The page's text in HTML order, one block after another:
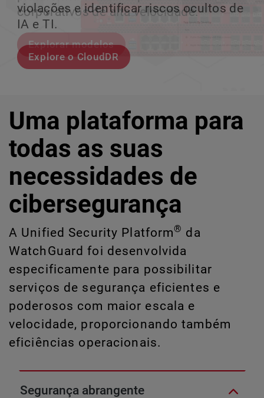
corporativos de alta velocidade.
Explorar modelos
violações e identificar riscos ocultos de
IA e TI.
Explore o CloudDR
perder o ritmo.
Conheça Rai
crescimento escalável.
Conheça o WatchGuard EDR
Uma plataforma para
todas as suas
necessidades de
cibersegurança
A Unified Security Platform® da
WatchGuard foi desenvolvida
especificamente para possibilitar
serviços de segurança eficientes e
poderosos com maior escala e
velocidade, proporcionando também
eficiências operacionais.
Segurança abrangente